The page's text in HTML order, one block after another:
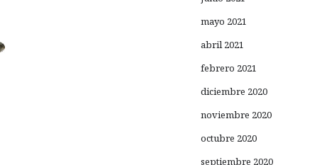
mayo 2021
abril 2021
febrero 2021
diciembre 2020
noviembre 2020
octubre 2020
septiembre 2020